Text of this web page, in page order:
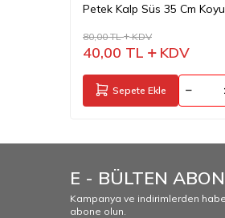
Petek Kalp Süs 35 Cm
80,00TL KDV
40,00 TL KDV
Sepete Ekle
E - BÜLTEN
Kampanya ve indirimlerden
abone olun.